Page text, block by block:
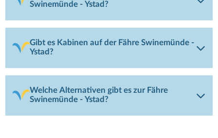
Swinemünde - Ystad?
Gibt es Kabinen auf der Fähre Swinemünde -
Ystad?
Welche Alternativen gibt es zur Fähre
Swinemünde - Ystad?